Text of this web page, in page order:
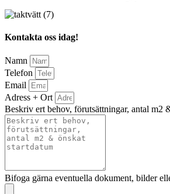
Kontakta oss idag!
Namn
Telefon
Email
Adress + Ort
Beskriv ert behov, förutsättningar, antal m2
Bifoga gärna eventuella dokument, bilder